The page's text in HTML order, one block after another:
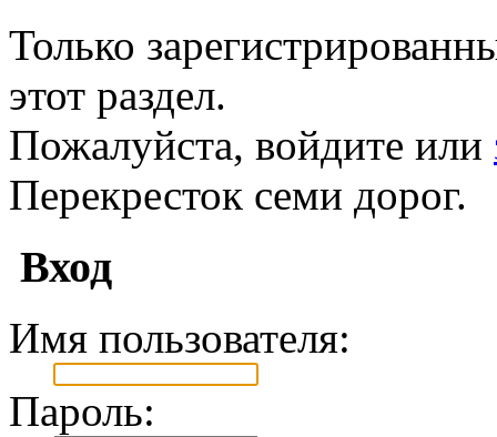
Только
этот раздел.
Пожалуйста, войдите или
Перекресток семи дорог.
Вход
Имя пользователя:
Пароль: